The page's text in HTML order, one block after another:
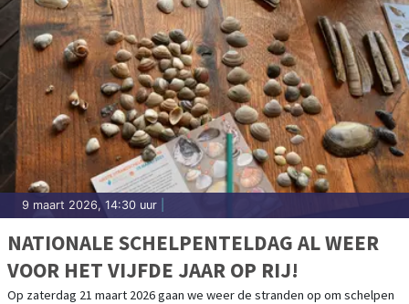
9 maart 2026, 14:30 uur
NATIONALE SCHELPENTELDAG AL WEER
VOOR HET VIJFDE JAAR OP RIJ!
Op zaterdag 21 maart 2026 gaan we weer de stranden op om schelpen